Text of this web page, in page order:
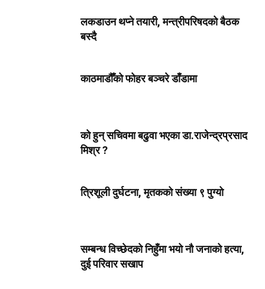
लकडाउन थप्ने तयारी, मन्त्रीपरिषदको बैठक
बस्दै
काठमाडौँको फोहर बञ्चरे डाँडामा
को हुन् सचिवमा बढुवा भएका डा.राजेन्द्रप्रसाद
मिश्र ?
त्रिशूली दुर्घटना, मृतकको संख्या ९ पुग्यो
सम्बन्ध विच्छेदको निहुँमा भयो नौ जनाको हत्या,
दुई परिवार सखाप